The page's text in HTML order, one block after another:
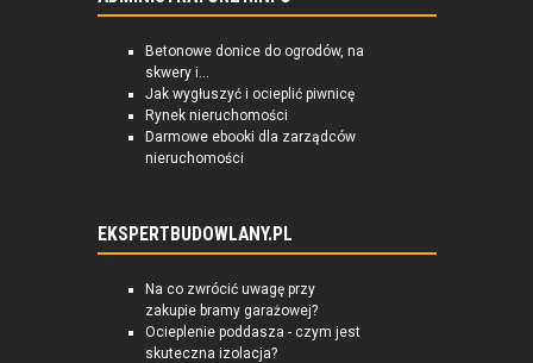
Betonowe donice do ogrodów, na
skwery i...
Jak wygłuszyć i ocieplić piwnicę
Rynek nieruchomości
Darmowe ebooki dla zarządców
nieruchomości
EKSPERTBUDOWLANY.PL
Na co zwrócić uwagę przy
zakupie bramy garażowej?
Ocieplenie poddasza - czym jest
skuteczna izolacja?